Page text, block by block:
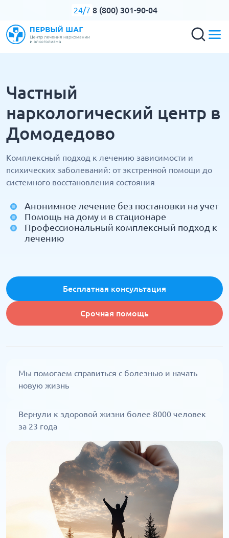
24/7 8 (800) 301-90-04
Частный
наркологический центр в
Домодедово
Комплексный подход к лечению зависимости и
психических заболеваний: от экстренной помощи до
системного восстановления состояния
Анонимное лечение без постановки на учет
Помощь на дому и в стационаре
Профессиональный комплексный подход к
лечению
Бесплатная консультация
Срочная помощь
Мы помогаем справиться с болезнью и начать
новую жизнь
Вернули к здоровой жизни более 8000 человек
за 23 года